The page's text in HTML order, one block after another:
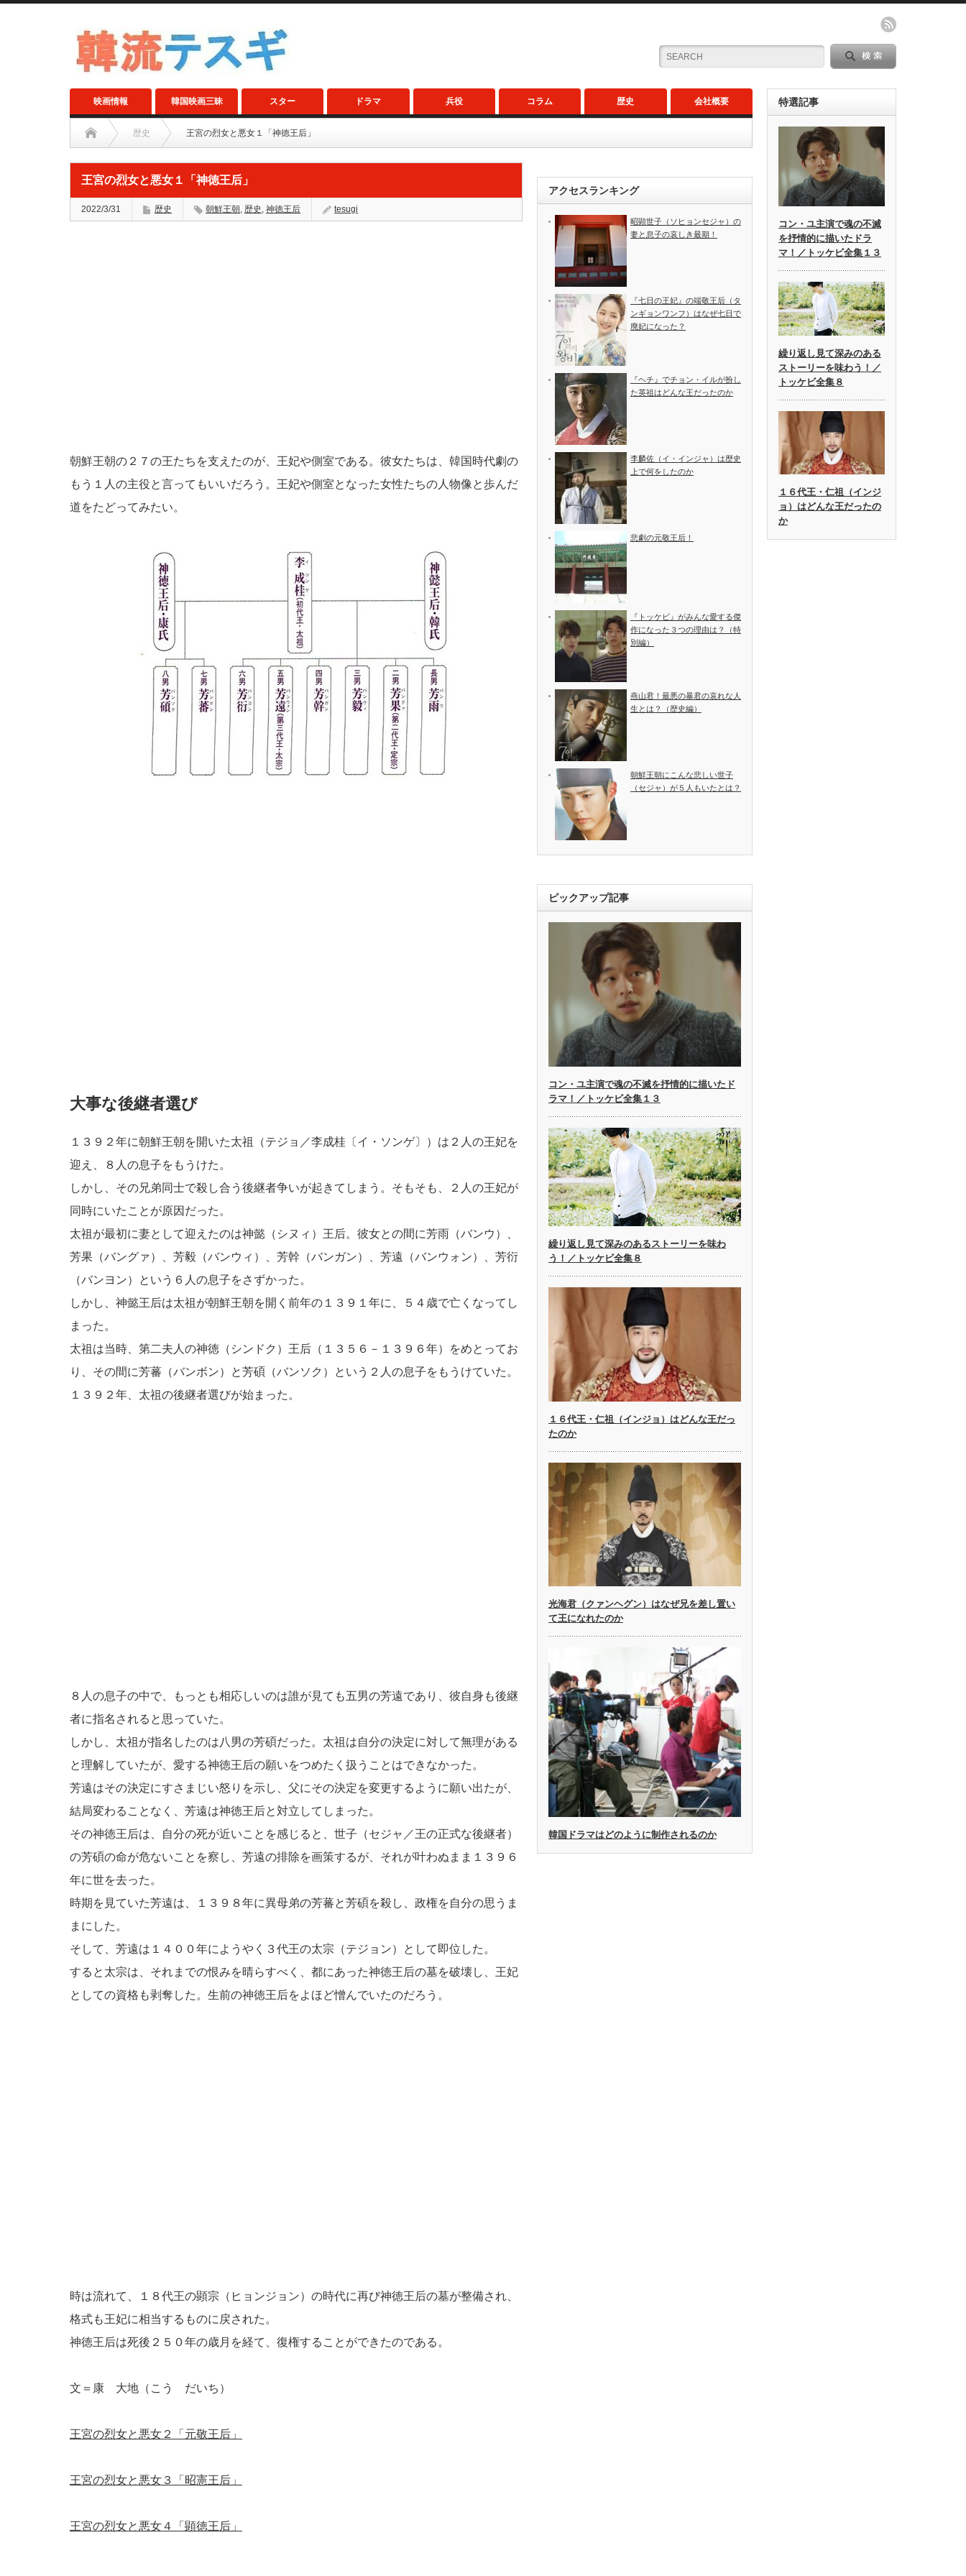
映画情報 韓国映画三昧 スター ドラマ 兵役 コラム 歴史 会社概要
歴史 王宮の烈女と悪女１「神徳王后」
王宮の烈女と悪女１「神徳王后」
2022/3/31 歴史 朝鮮王朝 , 歴史 , 神徳王后 tesugi
朝鮮王朝の２７の王たちを支えたのが、王妃や側室である。彼女たちは、韓国時代劇の
もう１人の主役と言ってもいいだろう。王妃や側室となった女性たちの人物像と歩んだ
道をたどってみたい。
大事な後継者選び
１３９２年に朝鮮王朝を開いた太祖（テジョ／李成桂〔イ・ソンゲ〕）は２人の王妃を
迎え、８人の息子をもうけた。
しかし、その兄弟同士で殺し合う後継者争いが起きてしまう。そもそも、２人の王妃が
同時にいたことが原因だった。
太祖が最初に妻として迎えたのは神懿（シヌィ）王后。彼女との間に芳雨（バンウ）、
芳果（バングァ）、芳毅（バンウィ）、芳幹（バンガン）、芳遠（バンウォン）、芳衍
（バンヨン）という６人の息子をさずかった。
しかし、神懿王后は太祖が朝鮮王朝を開く前年の１３９１年に、５４歳で亡くなってし
まった。
太祖は当時、第二夫人の神徳（シンドク）王后（１３５６－１３９６年）をめとってお
り、その間に芳蕃（バンボン）と芳碩（バンソク）という２人の息子をもうけていた。
１３９２年、太祖の後継者選びが始まった。
８人の息子の中で、もっとも相応しいのは誰が見ても五男の芳遠であり、彼自身も後継
者に指名されると思っていた。
しかし、太祖が指名したのは八男の芳碩だった。太祖は自分の決定に対して無理がある
と理解していたが、愛する神徳王后の願いをつめたく扱うことはできなかった。
芳遠はその決定にすさまじい怒りを示し、父にその決定を変更するように願い出たが、
結局変わることなく、芳遠は神徳王后と対立してしまった。
その神徳王后は、自分の死が近いことを感じると、世子（セジャ／王の正式な後継者）
の芳碩の命が危ないことを察し、芳遠の排除を画策するが、それが叶わぬまま１３９６
年に世を去った。
時期を見ていた芳遠は、１３９８年に異母弟の芳蕃と芳碩を殺し、政権を自分の思うま
まにした。
そして、芳遠は１４００年にようやく３代王の太宗（テジョン）として即位した。
すると太宗は、それまでの恨みを晴らすべく、都にあった神徳王后の墓を破壊し、王妃
としての資格も剥奪した。生前の神徳王后をよほど憎んでいたのだろう。
時は流れて、１８代王の顕宗（ヒョンジョン）の時代に再び神徳王后の墓が整備され、
格式も王妃に相当するものに戻された。
神徳王后は死後２５０年の歳月を経て、復権することができたのである。
文＝康 大地（こう だいち）
王宮の烈女と悪女２「元敬王后」
王宮の烈女と悪女３「昭憲王后」
王宮の烈女と悪女４「顕徳王后」
アクセスランキング
昭顕世子（ソヒョンセジャ）の
妻と息子の哀しき最期！
『七日の王妃』の端敬王后（タ
ンギョンワンフ）はなぜ七日で
廃妃になった？
『ヘチ』でチョン・イルが扮し
た英祖はどんな王だったのか
李麟佐（イ・インジャ）は歴史
上で何をしたのか
悲劇の元敬王后！
『トッケビ』がみんな愛する傑
作になった３つの理由は？（特
別編）
燕山君！最悪の暴君の哀れな人
生とは？（歴史編）
朝鮮王朝にこんな悲しい世子
（セジャ）が５人もいたとは？
ピックアップ記事
コン・ユ主演で魂の不滅を抒情的に描いたド
ラマ！／トッケビ全集１３
繰り返し見て深みのあるストーリーを味わ
う！／トッケビ全集８
１６代王・仁祖（インジョ）はどんな王だっ
たのか
光海君（クァンヘグン）はなぜ兄を差し置い
て王になれたのか
韓国ドラマはどのように制作されるのか
特選記事
コン・ユ主演で魂の不滅
を抒情的に描いたドラ
マ！／トッケビ全集１３
繰り返し見て深みのある
ストーリーを味わう！／
トッケビ全集８
１６代王・仁祖（インジ
ョ）はどんな王だったの
か